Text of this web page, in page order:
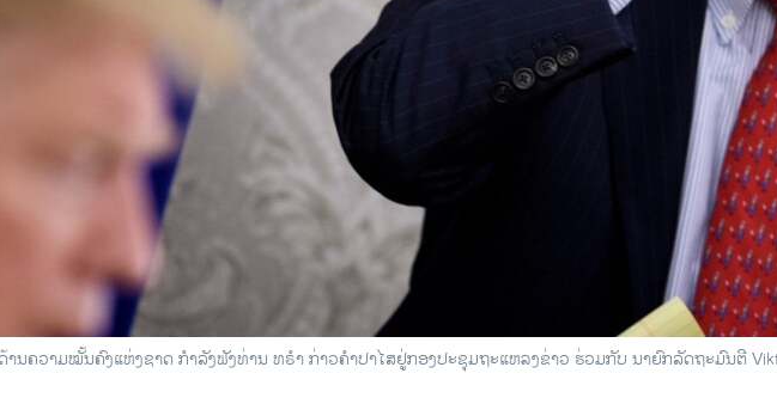
ນຄວາມໝັ້ນຄົງ​ແຫ່ງ​ຊາດ ກຳ​ລັງ​ຟັງ​ທ່ານ ທ​ຣຳ ກ່າວ​ຄຳ​ປາ​ໄສຢູ່ກອງ​ປະ​ຊຸມ​ຖະ​ແຫລງ​ຂ່າວ ຮ່ວມ​ກັບ ນາ​ຍົກ​ລັດ​ຖະ​ມົນ​ຕີ